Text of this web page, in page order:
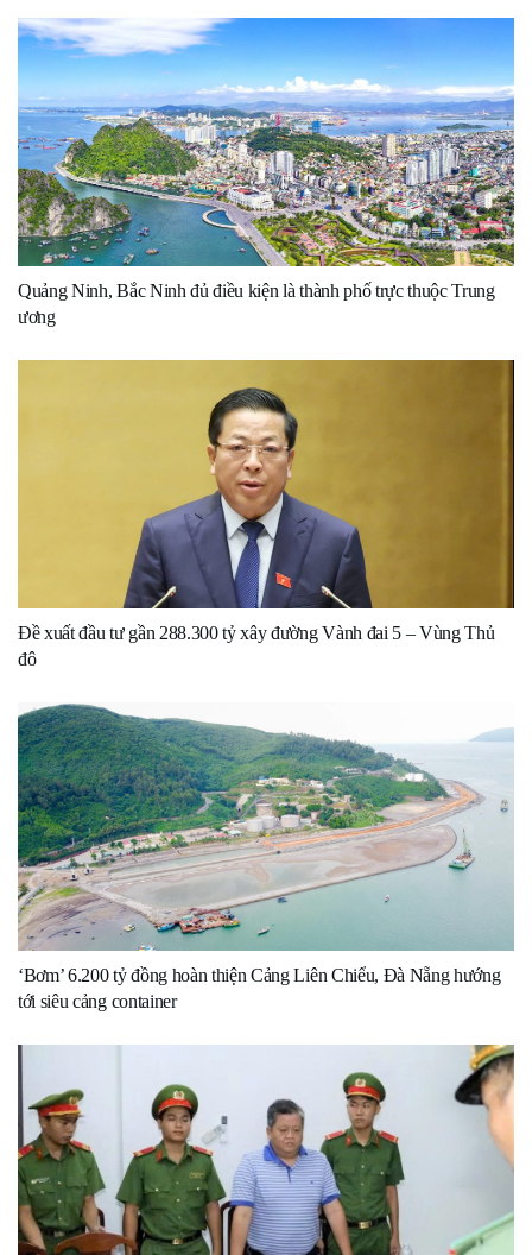
Quảng Ninh, Bắc Ninh đủ điều kiện là thành phố trực thuộc Trung
ương
Đề xuất đầu tư gần 288.300 tỷ xây đường Vành đai 5 – Vùng Thủ
đô
‘Bơm’ 6.200 tỷ đồng hoàn thiện Cảng Liên Chiểu, Đà Nẵng hướng
tới siêu cảng container